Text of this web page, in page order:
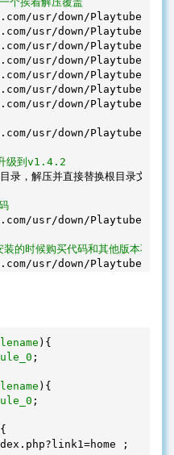
usr/down/Playtube/
usr/down/Playtube/
usr/down/Playtube/
usr/down/Playtube/
usr/down/Playtube/
usr/down/Playtube/
usr/down/Playtube/
usr/down/Playtube/
级到v1.4.2
录，解压并直接替换根目录文件，
usr/down/Playtube/
的时候购买代码和其他版本不一
usr/down/Playtube/
){
;
){
;
;